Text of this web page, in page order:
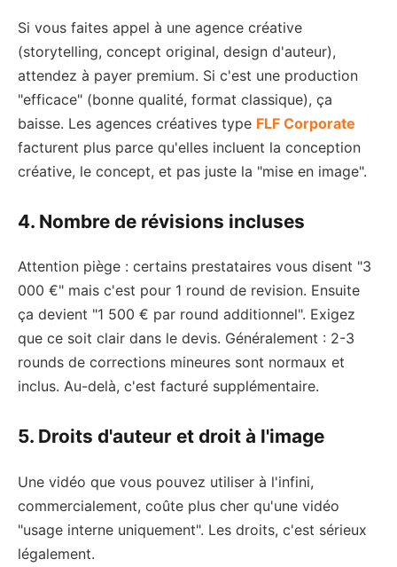
Si vous faites appel à une agence créative
(storytelling, concept original, design d'auteur),
attendez à payer premium. Si c'est une production
"efficace" (bonne qualité, format classique), ça
baisse. Les agences créatives type FLF Corporate
facturent plus parce qu'elles incluent la conception
créative, le concept, et pas juste la "mise en image".
4. Nombre de révisions incluses
Attention piège : certains prestataires vous disent "3
000 €" mais c'est pour 1 round de revision. Ensuite
ça devient "1 500 € par round additionnel". Exigez
que ce soit clair dans le devis. Généralement : 2-3
rounds de corrections mineures sont normaux et
inclus. Au-delà, c'est facturé supplémentaire.
5. Droits d'auteur et droit à l'image
Une vidéo que vous pouvez utiliser à l'infini,
commercialement, coûte plus cher qu'une vidéo
"usage interne uniquement". Les droits, c'est sérieux
légalement.